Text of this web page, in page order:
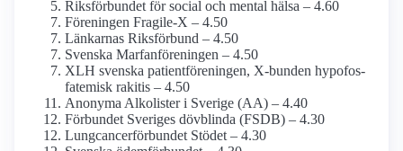
Riksförbundet för social och mental hälsa – 4.60
Föreningen Fragile-X – 4.50
Länkarnas Riksförbund – 4.50
Svenska Marfan­föreningen – 4.50
XLH svenska patient­föreningen, X-bunden hypofos­
fatemisk rakitis – 4.50
Anonyma Alkolister i Sverige (AA) – 4.40
Förbundet Sveriges dövblinda (FSDB) – 4.30
Lungcancer­förbundet Stödet – 4.30